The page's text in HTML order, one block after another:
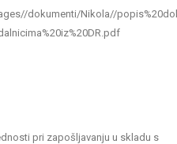
dokumenti/Nikola//
pri zapošljavanju u skladu s